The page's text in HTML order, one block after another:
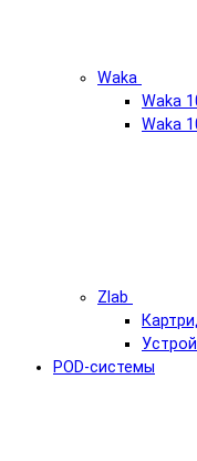
Waka
Waka
Waka
Zlab
POD-системы